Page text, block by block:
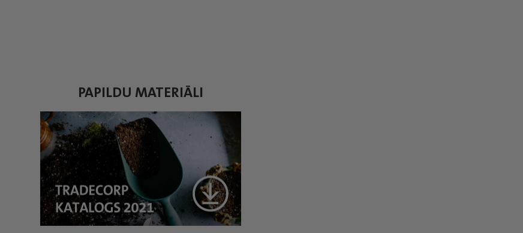
PAPILDU MATERIĀLI